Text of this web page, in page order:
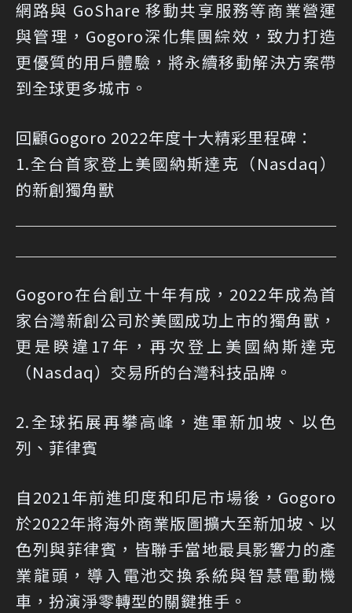
網路與 GoShare 移動共享服務等商業營運
與管理，Gogoro深化集團綜效，致力打造
更優質的用戶體驗，將永續移動解決方案帶
到全球更多城市。
回顧Gogoro 2022年度十大精彩里程碑：
1.全台首家登上美國納斯達克（Nasdaq）
的新創獨角獸
Gogoro在台創立十年有成，2022年成為首
家台灣新創公司於美國成功上市的獨角獸，
更是睽違17年，再次登上美國納斯達克
（Nasdaq）交易所的台灣科技品牌。
2.全球拓展再攀高峰，進軍新加坡、以色
列、菲律賓
自2021年前進印度和印尼市場後，Gogoro
於2022年將海外商業版圖擴大至新加坡、以
色列與菲律賓，皆聯手當地最具影響力的產
業龍頭，導入電池交換系統與智慧電動機
車，扮演淨零轉型的關鍵推手。